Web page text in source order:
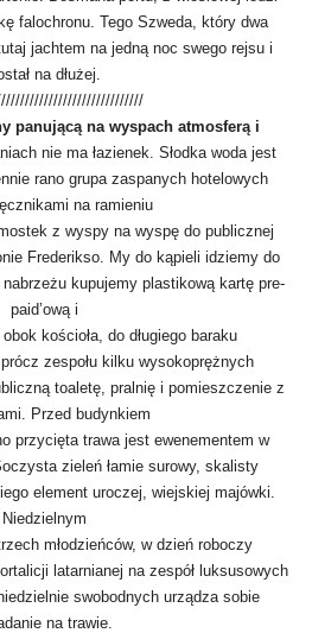
falochronu. Tego Szweda, który dwa
jachtem na jedną noc swego rejsu i
na dłużej.
panującą na wyspach atmosferą i
nie ma łazienek. Słodka woda jest
rano grupa zaspanych hotelowych
na ramieniu
z wyspy na wyspę do publicznej
Frederikso. My do kąpieli idziemy do
kupujemy plastikową kartę pre-
paid’ową i
kościoła, do długiego baraku
zespołu kilku wysokoprężnych
toaletę, pralnię i pomieszczenie z
Przed budynkiem
przycięta trawa jest ewenementem w
zieleń łamie surowy, skalisty
element uroczej, wiejskiej majówki.
Niedzielnym
młodzieńców, w dzień roboczy
latarnianej na zespół luksusowych
swobodnych urządza sobie
na trawie.